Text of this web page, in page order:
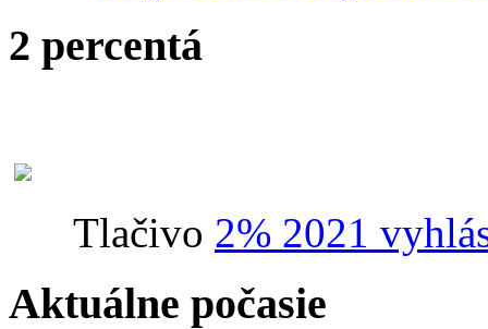
2 percentá
Tlačivo 2% 2021
Aktuálne počasie